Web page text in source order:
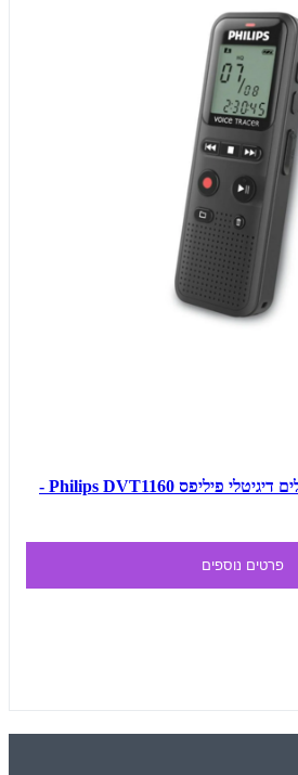
מכשיר הקלטה טייפ מנהלים דיגיטלי פיליפס Philips DVT1160 -
פרטים נוספים